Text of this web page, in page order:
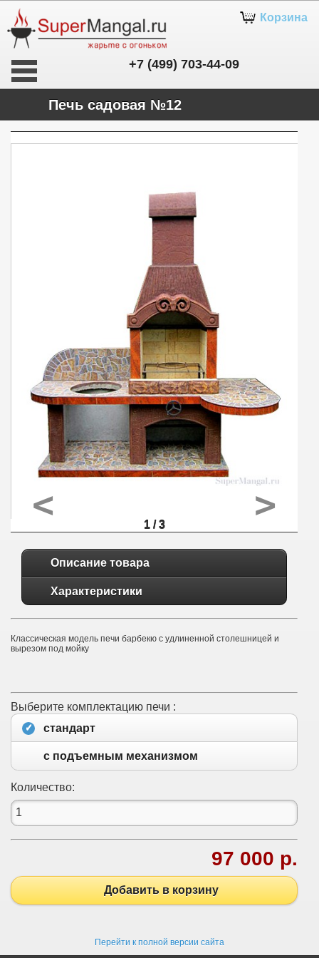
Корзина
+7 (499) 703-44-09
Печь садовая №12
1 / 3
< >
Описание товара
Характеристики
Классическая модель печи барбекю с удлиненной столешницей и
вырезом под мойку
Выберите комплектацию печи :
стандарт
с подъемным механизмом
Количество:
97 000 р.
Добавить в корзину
Перейти к полной версии сайта